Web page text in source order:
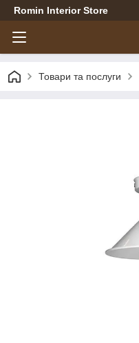
Romin Interior Store
Товари та послуги